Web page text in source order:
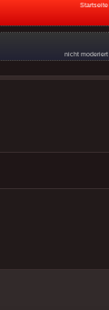
Startseite
nicht moderiert